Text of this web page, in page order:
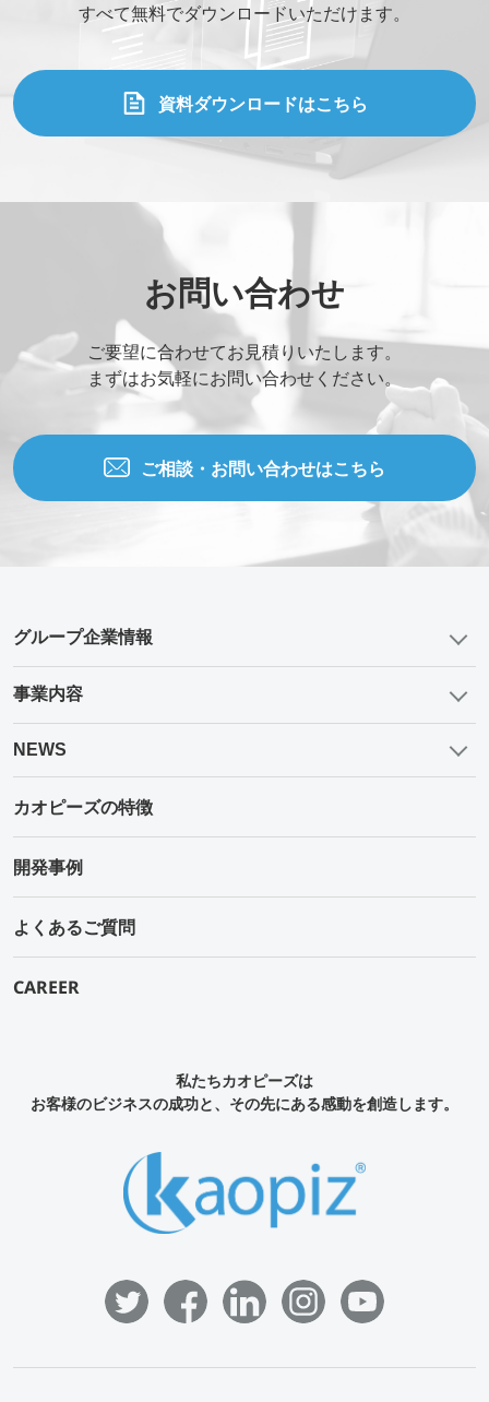
すべて無料でダウンロードいただけます。
資料ダウンロードはこちら
お問い合わせ
ご要望に合わせてお見積りいたします。
まずはお気軽にお問い合わせください。
ご相談・お問い合わせはこちら
グループ企業情報
事業内容
NEWS
カオピーズの特徴
開発事例
よくあるご質問
CAREER
私たちカオピーズは
お客様のビジネスの成功と、その先にある感動を創造します。